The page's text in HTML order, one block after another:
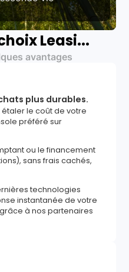
Leasi...
avantages
plus durables.
étaler le coût de votre
préféré sur
ou le financement
sans frais cachés,
technologies
instantanée de votre
à nos partenaires